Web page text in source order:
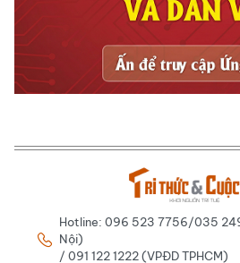
Hotline: 096 523 7756/035
Nội)
/ 091 122 1222 (VPĐD TPHCM)